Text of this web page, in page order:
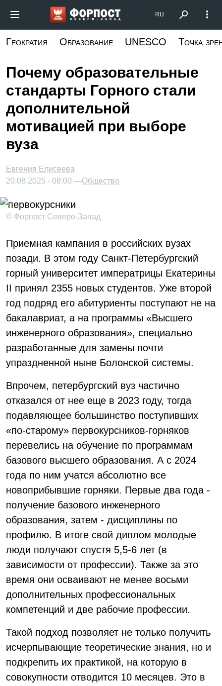
основному
Форпост Северо-Запад
RU
Геократия Образование UNESCO Точка
Почему образовательные
стандарты Горного стали
дополнительной
мотивацией при выборе
вуза
Евгения Елисеева
20.08.2025 - 08:00 —Общество
© Форпост Северо-Запад
Приемная кампания в российских вузах
позади. В этом году Санкт-Петербургский
горный университет императрицы Екатерины
II принял 2355 новых студентов. Уже второй
год подряд его абитуриенты поступают не на
бакалавриат, а на программы «Высшего
инженерного образования», специально
разработанные для замены почти
упраздненной ныне Болонской системы.
Впрочем, петербургский вуз частично
отказался от нее еще в 2023 году, тогда
подавляющее большинство поступивших
«по-старому» первокурсников-горняков
перевелись на обучение по программам
базового высшего образования. А с 2024
года по ним учатся абсолютно все
новоприбывшие горняки. Первые два года -
получение базового инженерного
образования, затем - дисциплины по
профилю. В итоге свой диплом молодые
люди получают спустя 5,5-6 лет (в
зависимости от профессии). Также за это
время они осваивают не менее восьми
дополнительных профессиональных
компетенций и две рабочие профессии.
Такой подход позволяет не только получить
исчерпывающие теоретические знания, но и
подкрепить их практикой, на которую в
совокупности отводится 10 месяцев. Это в